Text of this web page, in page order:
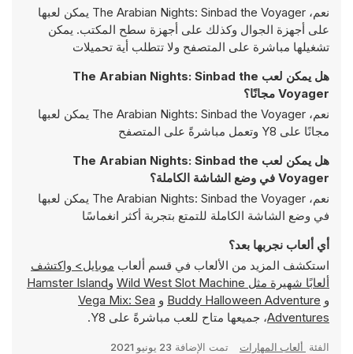
نعم، The Arabian Nights: Sinbad the Voyager يمكن لعبها
على أجهزة الجوال وكذلك على أجهزة سطح المكتب. يمكن
تشغيلها مباشرة على المتصفح ولا تتطلب أية تحميلات
هل يمكن لعب The Arabian Nights: Sinbad the
Voyager مجانًا؟
نعم، The Arabian Nights: Sinbad the Voyager يمكن لعبها
مجانًا على Y8 وتعمل مباشرةً على المتصفح
هل يمكن لعب The Arabian Nights: Sinbad the
Voyager في وضع الشاشة الكاملة؟
نعم، The Arabian Nights: Sinbad the Voyager يمكن لعبها
في وضع الشاشة الكاملة للتمتع بتجربة أكثر انغماسًا
أي ألعاب نجربها بعد؟
استكشف المزيد من الألعاب في قسم ألعاب
موبايل> واكتشف
ألعابًا شهيرة مثل Wild West Slot Machine وHamster Island
و Buddy Halloween Adventure و Vega Mix: Sea
Adventures، جميعها متاح للعب مباشرةً على Y8.
الفئة ألعاب المهارات تمت الإضافة 23 يونيو 2021